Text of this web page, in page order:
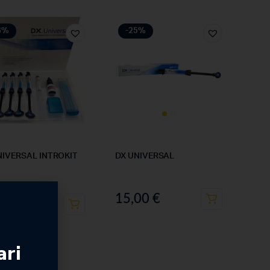
INTROKIT
-25%
DX UNIVERSAL
15,00€